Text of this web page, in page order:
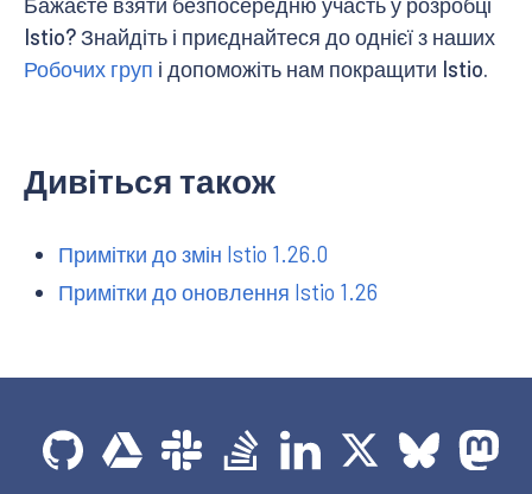
Istio? Знайдіть і приєднайтеся до однієї з наших
Робочих груп і допоможіть нам покращити Istio.
Дивіться також
Примітки до змін Istio 1.26.0
Примітки до оновлення Istio 1.26